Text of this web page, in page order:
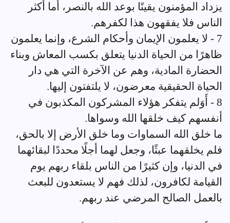
يزداد المؤمنون يقينًا بوعد الله بالنصر، أما أكثر
الناس فلا يفقهون هذا لكفرهم.
7 - لا يعلمون الإيمان وأحكام الشرع، وإنما يعلمون
ظاهرًا من الحياة الدنيا يتعلق بكسب المعاش وبناء
الحضارة المادية، وهم عن الآخرة التي هي دار
الحياة الحقيقية معرضون، لا يلتفتون إليها.
8 - أَوَلم يتفكر هؤلاء المشركون المكذبون في
أنفسهم كيف خلقها الله وسواها.
ما خلق الله السماوات وما خلق الأرض إلا بالحق،
فلم يخلقهما عبثًا، وجعل لهما أجلًا محددًا لبقائهما
في الدنيا، وإن كثيرًا من الناس بلقاء ربهم يوم
القيامة لكافرون، لذلك فهم لا يستعدون للبعث
بالعمل الصالح المرضي عند ربهم.